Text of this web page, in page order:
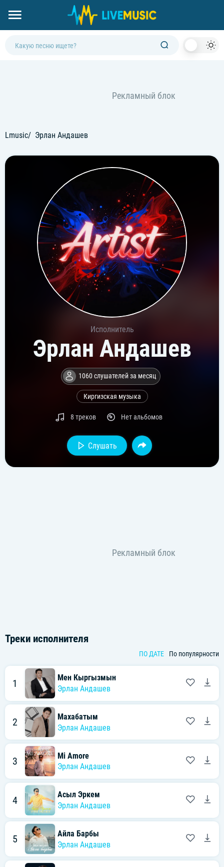
Lmusic Эрлан Андашев
Исполнитель
Эрлан Андашев
1060 слушателей за месяц
Киргизская музыка
8 треков Нет альбомов
Слушать
Треки исполнителя
ПО ДАТЕ По популярности
1
Мен Кыргызмын
Эрлан Андашев
2
Махабатым
Эрлан Андашев
3
Mi Amore
Эрлан Андашев
4
Асыл Эркем
Эрлан Андашев
5
Айла Барбы
Эрлан Андашев